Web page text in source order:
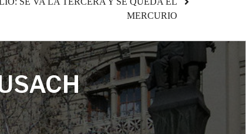
MERCURIO